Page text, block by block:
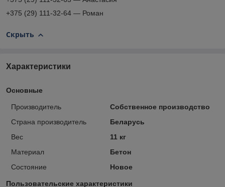
+375 (29) 111-32-64 — Роман
Скрыть
Характеристики
Основные
Производитель
Собственное производство
Страна производитель
Беларусь
Вес
11 кг
Материал
Бетон
Состояние
Новое
Пользовательские характеристики